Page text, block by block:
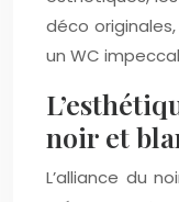
déco
un WC
noir et
L’alliance du